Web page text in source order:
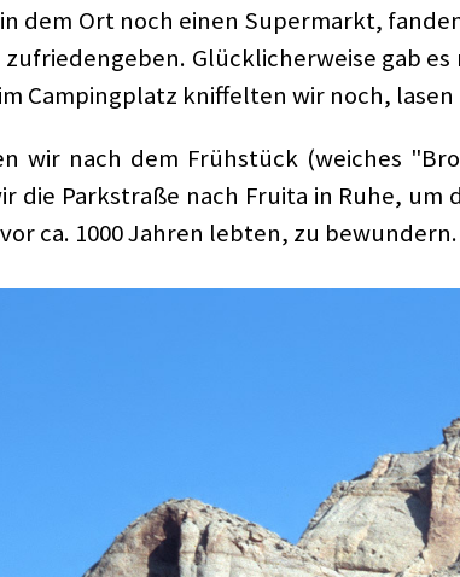
dem Ort noch einen Supermarkt,
Glücklicherweise gab
Campingplatz kniffelten wir noch,
wir nach dem Frühstück (weiches
die Parkstraße nach Fruita in Ruhe,
ca. 1000 Jahren lebten, zu bewundern.